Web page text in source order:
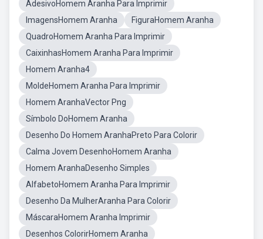
AdesivoHomem Aranha Para Imprimir
ImagensHomem Aranha
FiguraHomem Aranha
QuadroHomem Aranha Para Imprimir
CaixinhasHomem Aranha Para Imprimir
Homem Aranha4
MoldeHomem Aranha Para Imprimir
Homem AranhaVector Png
Símbolo DoHomem Aranha
Desenho Do Homem AranhaPreto Para Colorir
Calma Jovem DesenhoHomem Aranha
Homem AranhaDesenho Simples
AlfabetoHomem Aranha Para Imprimir
Desenho Da MulherAranha Para Colorir
MáscaraHomem Aranha Imprimir
Desenhos ColorirHomem Aranha